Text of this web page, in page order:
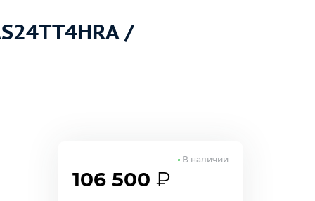
/
106 500 ₽
В наличии